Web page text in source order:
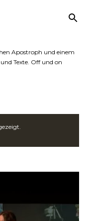
Apostroph und einem
Texte. Off und on